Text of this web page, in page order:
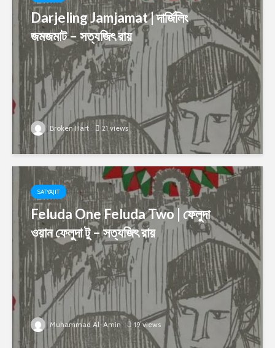
Darjeling Jamjamat | দার্জিলিং
জমজমাট – সত্যজিৎ রায়
Broken Hart 21 views
SATYAJIT
Feluda One Feluda Two | ফেলুদা
ওয়ান ফেলুদা টু – সত্যজিৎ রায়
Muhammad Al-Amin 19 views